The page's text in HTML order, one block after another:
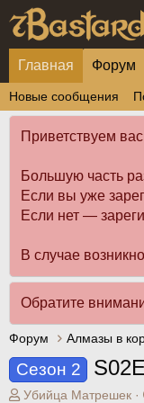
Главная Форум
Новые сообщения
Приветствуем
Большую часть
Если вы уже
Если нет —
В случае
Обратите
Форум Алмазы в
Сезон 2
А
Убийца Матрешек